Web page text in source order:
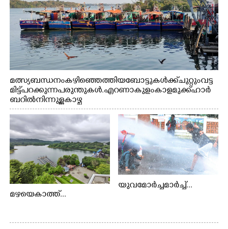
മത്സ്യബന്ധനം കഴിഞ്ഞെത്തിയ ബോട്ടുകൾക്ക് ചുറ്റും വട്ട
മിട്ട് പറക്കുന്ന പരുന്തുകൾ. എറണാകുളം കാളമുക്ക് ഹാർ
ബറിൽ നിന്നുള്ള കാഴ്ച
മഴയെകാത്ത്...
യുവമോർച്ചമാർച്ച്...